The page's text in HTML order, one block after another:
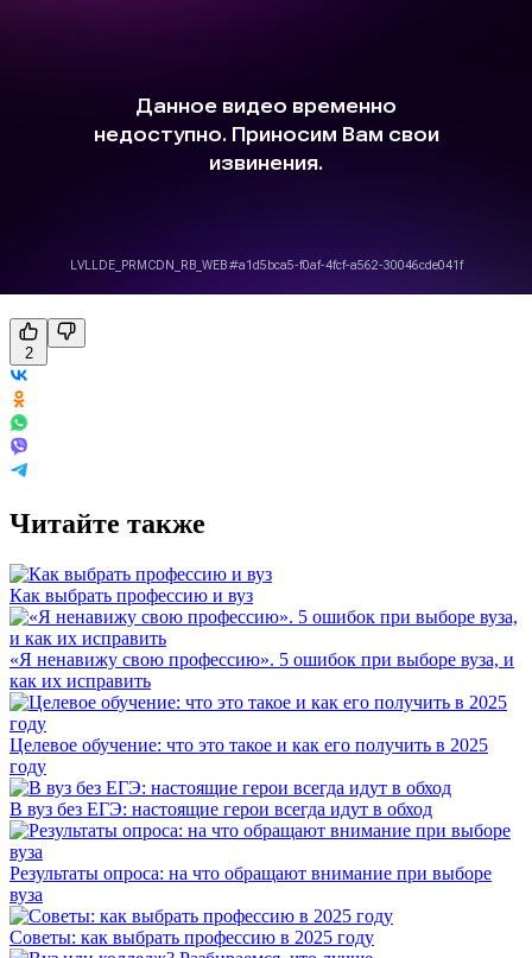
2
Читайте также
Как выбрать профессию и вуз
«Я ненавижу свою профессию». 5 ошибок при выборе вуза, и
как их исправить
Целевое обучение: что это такое и как его получить в 2025
году
В вуз без ЕГЭ: настоящие герои всегда идут в обход
Результаты опроса: на что обращают внимание при выборе
вуза
Советы: как выбрать профессию в 2025 году